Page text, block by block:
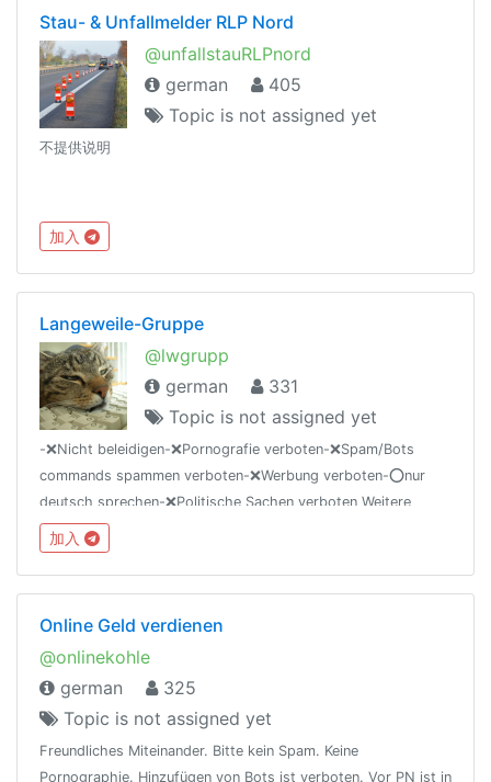
Stau- & Unfallmelder RLP Nord
@unfallstauRLPnord
german
405
Topic is not assigned yet
不提供说明
加入
Langeweile-Gruppe
@lwgrupp
german
331
Topic is not assigned yet
-❌Nicht beleidigen-❌Pornografie verboten-❌Spam/Bots
commands spammen verboten-❌Werbung verboten-⭕️nur
deutsch sprechen-❌Politische Sachen verboten Weitere
regeln hier: telegra.ph/Die-Regeln-von-der-lwgrupp-01-24
加入
Online Geld verdienen
@onlinekohle
german
325
Topic is not assigned yet
Freundliches Miteinander. Bitte kein Spam. Keine
Pornographie. Hinzufügen von Bots ist verboten. Vor PN ist in